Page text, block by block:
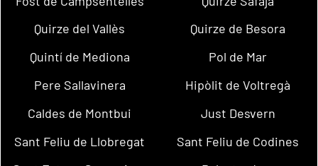
Quirze del Vallès
Quirze de Besora
Quintí de Mediona
Pol de Mar
Pere Sallavinera
Hipòlit de Voltregà
Caldes de Montbui
Just Desvern
Sant Feliu de Llobregat
Sant Feliu de Codines